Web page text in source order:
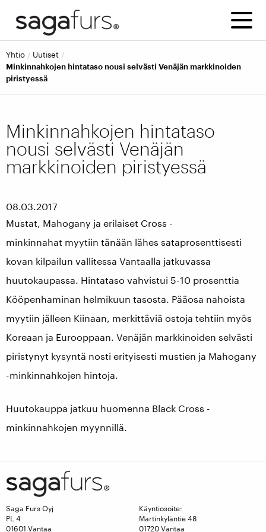
yhtio
uutiset
Minkinnahkojen hintataso nousi selvästi Venäjän markkinoiden
piristyessä
Minkinnahkojen hintataso
nousi selvästi Venäjän
markkinoiden piristyessä
08.03.2017
Mustat, Mahogany ja erilaiset Cross -
minkinnahat myytiin tänään lähes sataprosenttisesti
kovan kilpailun vallitessa Vantaalla jatkuvassa
huutokaupassa. Hintataso vahvistui 5-10 prosenttia
Kööpenhaminan helmikuun tasosta. Pääosa nahoista
myytiin jälleen Kiinaan, merkittäviä ostoja tehtiin myös
Koreaan ja Eurooppaan. Venäjän markkinoiden selvästi
piristynyt kysyntä nosti erityisesti mustien ja Mahogany
-minkinnahkojen hintoja.
Huutokauppa jatkuu huomenna Black Cross -
minkinnahkojen myynnillä.
Saga Furs Oyj
PL 4
01601 Vantaa
Käyntiosoite:
Martinkyläntie 48
01720 Vantaa